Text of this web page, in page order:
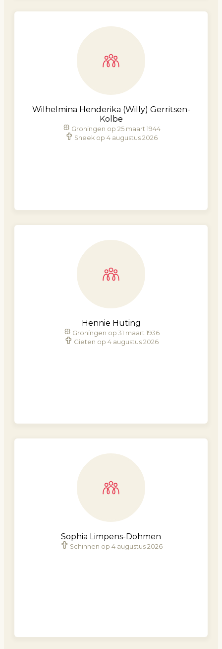
Wilhelmina Henderika (Willy) Gerritsen-
Kolbe
Groningen op 25 maart 1944
Sneek op 4 augustus 2026
Hennie Huting
Groningen op 31 maart 1936
Gieten op 4 augustus 2026
Sophia Limpens-Dohmen
Schinnen op 4 augustus 2026